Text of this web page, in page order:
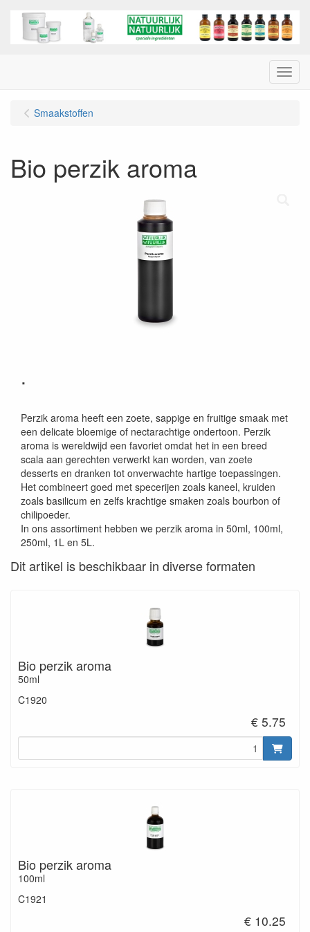
Menu
Smaakstoffen
Bio perzik aroma
.
Perzik aroma heeft een zoete, sappige en fruitige smaak met
een delicate bloemige of nectarachtige ondertoon. Perzik
aroma is wereldwijd een favoriet omdat het in een breed
scala aan gerechten verwerkt kan worden, van zoete
desserts en dranken tot onverwachte hartige toepassingen.
Het combineert goed met specerijen zoals kaneel, kruiden
zoals basilicum en zelfs krachtige smaken zoals bourbon of
chilipoeder.
In ons assortiment hebben we perzik aroma in 50ml, 100ml,
250ml, 1L en 5L.
Dit artikel is beschikbaar in diverse formaten
Bio perzik aroma
50ml
C1920
€ 5.75
Bio perzik aroma
100ml
C1921
€ 10.25